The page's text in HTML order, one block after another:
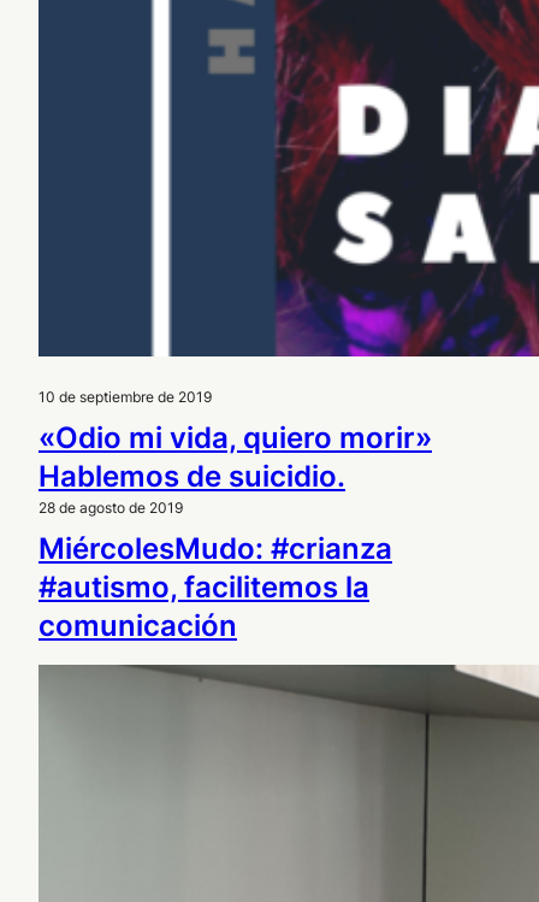
10 de septiembre de 2019
«Odio mi vida, quiero morir»
Hablemos de suicidio.
28 de agosto de 2019
MiércolesMudo: #crianza
#autismo, facilitemos la
comunicación